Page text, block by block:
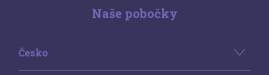
Naše pobočky
Česko